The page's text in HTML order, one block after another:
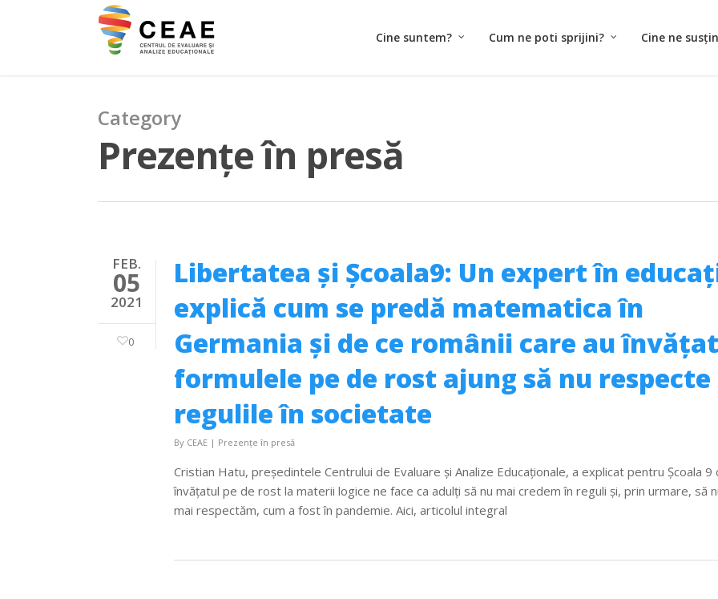
Cine suntem? Cum ne poti sprijini? Cine ne
Category
Prezențe în presă
FEB.
05
2021
0
Libertatea și Școala9: Un expert în
explică cum se predă matematica în
Germania și de ce românii care au învățat
formulele pe de rost ajung să nu respecte
regulile în societate
By CEAE | Prezențe în presă
Cristian Hatu, președintele Centrului de Evaluare și Analize Educaționale, a explicat pentru Școala 9
învățatul pe de rost la materii logice ne face ca adulți să nu mai credem în reguli și, prin urmare, să
mai respectăm, cum a fost în pandemie. Aici, articolul integral